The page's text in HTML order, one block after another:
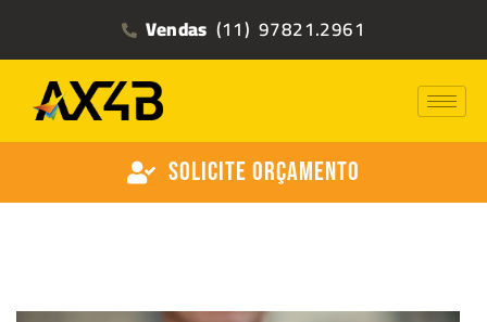
Vendas (11) 97821.2961
Solicite Orçamento